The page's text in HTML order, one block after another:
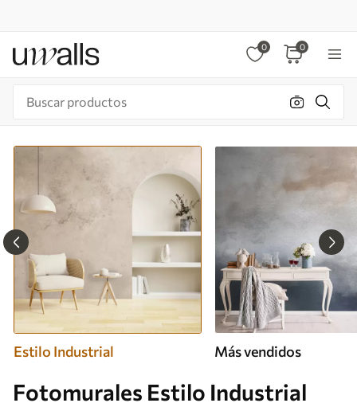
0 0
Estilo Industrial Más vendidos
Fotomurales Estilo Industrial